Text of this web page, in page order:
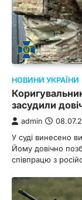
НОВИНИ УКРАЇНИ
засудили
admin
У суді винесено
Йому довічно
співпрацю з